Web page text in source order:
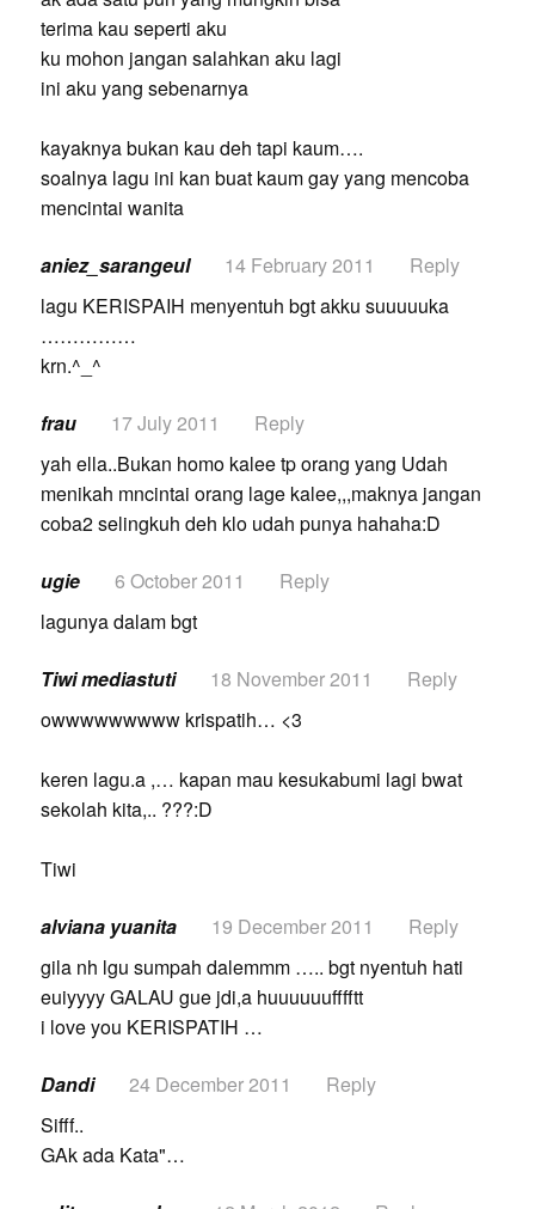
terima kau seperti aku
ku mohon jangan salahkan aku lagi
ini aku yang sebenarnya
kayaknya bukan kau deh tapi kaum….
soalnya lagu ini kan buat kaum gay yang mencoba
mencintai wanita
aniez_sarangeul 14 February 2011
Reply
lagu KERISPAIH menyentuh bgt akku suuuuuka
……………
krn.^_^
frau 17 July 2011
Reply
yah ella..Bukan homo kalee tp orang yang Udah
menikah mncintai orang lage kalee,,,maknya jangan
coba2 selingkuh deh klo udah punya hahaha:D
ugie 6 October 2011
Reply
lagunya dalam bgt
Tiwi mediastuti 18 November 2011
Reply
owwwwwwwww krispatih… <3
keren lagu.a ,… kapan mau kesukabumi lagi bwat
sekolah kita,.. ???:D
Tiwi
alviana yuanita 19 December 2011
Reply
gila nh lgu sumpah dalemmm ….. bgt nyentuh hati
euiyyyy GALAU gue jdi,a huuuuuufffftt
i love you KERISPATIH …
Dandi 24 December 2011
Reply
Sifff..
GAk ada Kata"…